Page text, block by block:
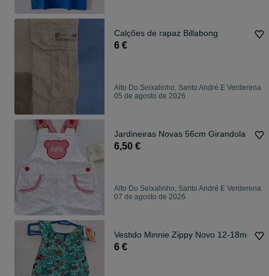
Calções de rapaz Billabong
6 €
Alto Do Seixalinho, Santo André E Verderena
05 de agosto de 2026
Jardineiras Novas 56cm Girandola
6,50 €
Alto Do Seixalinho, Santo André E Verderena
07 de agosto de 2026
Vestido Minnie Zippy Novo 12-18m
6 €